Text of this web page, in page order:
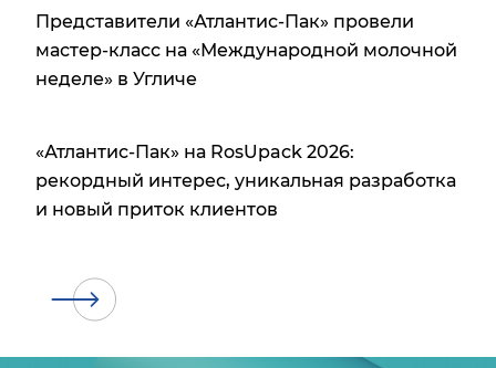
Представители «Атлантис-Пак» провели
мастер-класс на «Международной молочной
неделе» в Угличе
«Атлантис-Пак» на RosUpack 2026:
рекордный интерес, уникальная разработка
и новый приток клиентов